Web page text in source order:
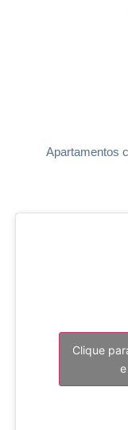
Apartamentos
Clique